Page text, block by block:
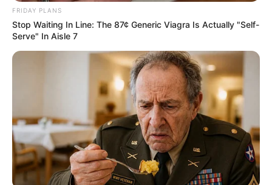
FRIDAY PLANS
Stop Waiting In Line: The 87¢ Generic Viagra Is Actually "Self-
Serve" In Aisle 7